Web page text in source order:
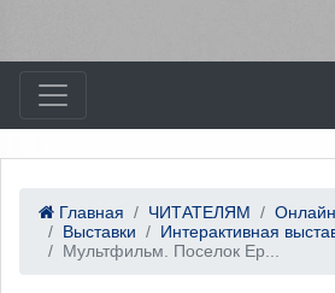
Главная ЧИТАТЕЛЯМ
Выставки
Интерактивная
Мультфильм. Поселок Ер...